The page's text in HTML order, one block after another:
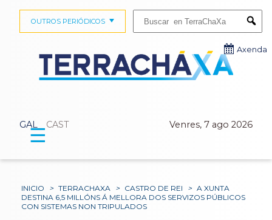
GAL CAST Venres, 7 ago 2026
OUTROS PERIÓDICOS
Axenda
☰
INICIO > TERRACHAXA > CASTRO DE REI > A XUNTA
DESTINA 6,5 MILLÓNS Á MELLORA DOS SERVIZOS PÚBLICOS
CON SISTEMAS NON TRIPULADOS